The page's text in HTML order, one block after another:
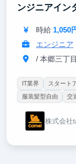
ンジニアイン
時給 1,050
エンジニア
/ 本郷三丁
IT業界 スタート
服装髪型自由
交
株式会社